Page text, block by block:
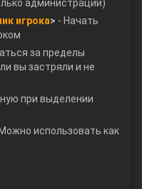
администрации)
игрока> - Начать
за пределы
вы застряли и не
при выделении
использовать как